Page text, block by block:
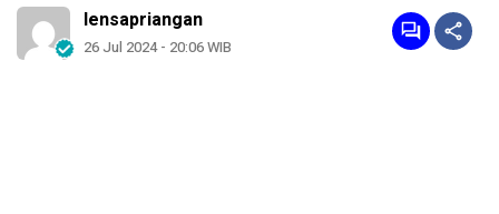
lensapriangan
26 Jul 2024 - 20:06 WIB